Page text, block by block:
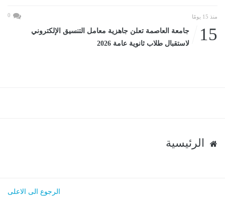
منذ 15 يومًا 0
15
جامعة العاصمة تعلن جاهزية معامل التنسيق الإلكتروني
لاستقبال طلاب ثانوية عامة 2026
الرئيسية
الرجوع الى الاعلى